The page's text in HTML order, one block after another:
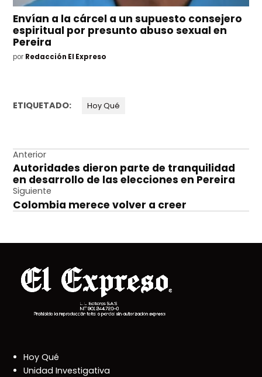
Envían a la cárcel a un supuesto consejero
espiritual por presunto abuso sexual en
Pereira
por Redacción El Expreso
ETIQUETADO: Hoy Qué
Navegación
de
entradas
Anterior
Autoridades dieron parte de tranquilidad
en desarrollo de las elecciones en Pereira
Siguiente
Colombia merece volver a creer
Hoy Qué
Unidad Investigativa